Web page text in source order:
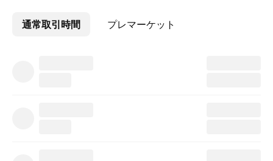
通常取引時間 プレマーケット
その他